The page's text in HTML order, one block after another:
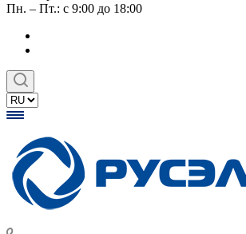
Пн. – Пт.: с 9:00 до 18:00